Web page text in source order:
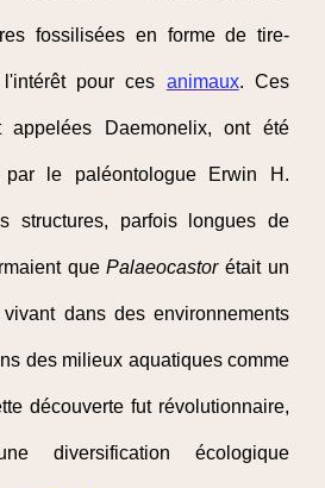
fossilisées en forme de tire-
pour ces animaux. Ces
appelées Daemonelix, ont été
le paléontologue Erwin H.
structures, parfois longues de
quePalaeocastorétait un
dans des environnements
des milieux aquatiques comme
découverte fut révolutionnaire,
diversification écologique